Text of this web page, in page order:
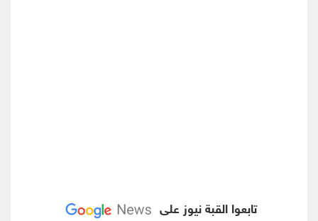
تابعوا القبة نيوز على